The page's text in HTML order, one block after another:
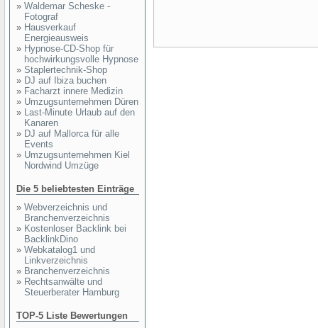
» Waldemar Scheske -
Fotograf
» Hausverkauf
Energieausweis
» Hypnose-CD-Shop für
hochwirkungsvolle Hypnose
» Staplertechnik-Shop
» DJ auf Ibiza buchen
» Facharzt innere Medizin
» Umzugsunternehmen Düren
» Last-Minute Urlaub auf den
Kanaren
» DJ auf Mallorca für alle
Events
» Umzugsunternehmen Kiel
Nordwind Umzüge
Die 5 beliebtesten Einträge
» Webverzeichnis und
Branchenverzeichnis
» Kostenloser Backlink bei
BacklinkDino
» Webkatalog1 und
Linkverzeichnis
» Branchenverzeichnis
» Rechtsanwälte und
Steuerberater Hamburg
TOP-5 Liste Bewertungen